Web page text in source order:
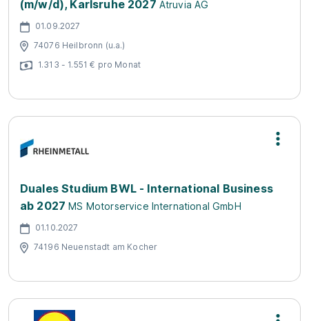
(m/w/d), Karlsruhe 2027 Atruvia AG
01.09.2027
74076 Heilbronn (u.a.)
1.313 - 1.551 € pro Monat
Duales Studium BWL - International Business
ab 2027 MS Motorservice International GmbH
01.10.2027
74196 Neuenstadt am Kocher